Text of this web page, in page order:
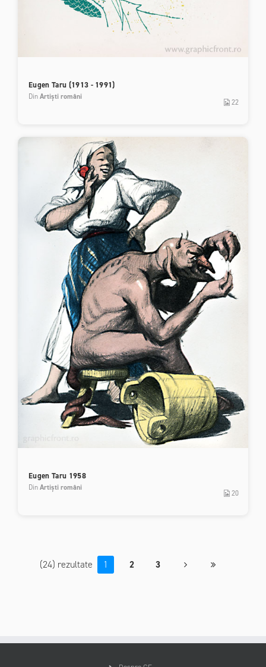
Eugen Taru (1913 - 1991)
DinArtiști români
22
Eugen Taru 1958
DinArtiști români
20
(24) rezultate 1 2 3